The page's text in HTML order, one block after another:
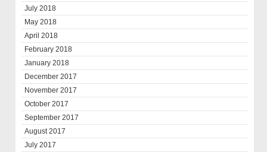
July 2018
May 2018
April 2018
February 2018
January 2018
December 2017
November 2017
October 2017
September 2017
August 2017
July 2017